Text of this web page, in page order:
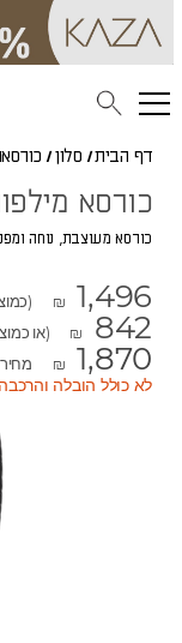
דף הבית/ סלון /
כורסא
כורסא מעוצבת, נוחה
₪ 1,496 (כמוצר
₪ 842 (או כמוצר
₪ 1,870
לא כולל הובלה והרכבה